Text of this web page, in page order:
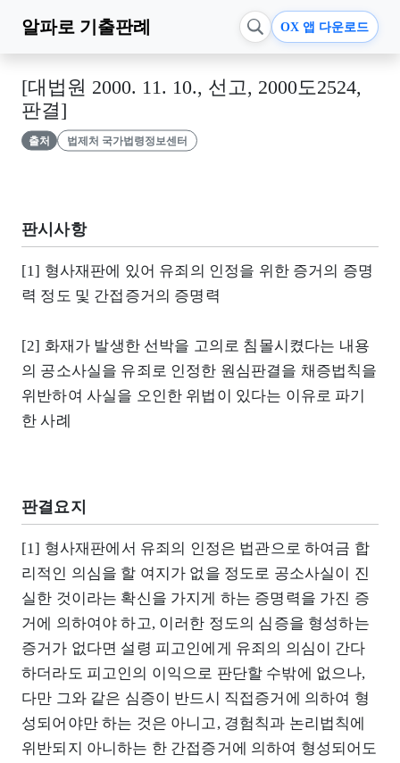
알파로 기출판례 OX 앱 다운로드
[대법원 2000. 11. 10., 선고, 2000도2524,
판결]
출처 법제처 국가법령정보센터
판시사항
[1] 형사재판에 있어 유죄의 인정을 위한 증거의 증명
력 정도 및 간접증거의 증명력
[2] 화재가 발생한 선박을 고의로 침몰시켰다는 내용
의 공소사실을 유죄로 인정한 원심판결을 채증법칙을
위반하여 사실을 오인한 위법이 있다는 이유로 파기
한 사례
판결요지
[1] 형사재판에서 유죄의 인정은 법관으로 하여금 합
리적인 의심을 할 여지가 없을 정도로 공소사실이 진
실한 것이라는 확신을 가지게 하는 증명력을 가진 증
거에 의하여야 하고, 이러한 정도의 심증을 형성하는
증거가 없다면 설령 피고인에게 유죄의 의심이 간다
하더라도 피고인의 이익으로 판단할 수밖에 없으나,
다만 그와 같은 심증이 반드시 직접증거에 의하여 형
성되어야만 하는 것은 아니고, 경험칙과 논리법칙에
위반되지 아니하는 한 간접증거에 의하여 형성되어도